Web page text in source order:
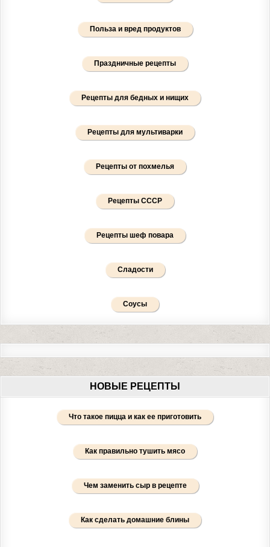
Польза и вред продуктов
Праздничные рецепты
Рецепты для бедных и нищих
Рецепты для мультиварки
Рецепты от похмелья
Рецепты СССР
Рецепты шеф повара
Сладости
Соусы
НОВЫЕ РЕЦЕПТЫ
Что такое пицца и как ее приготовить
Как правильно тушить мясо
Чем заменить сыр в рецепте
Как сделать домашние блины